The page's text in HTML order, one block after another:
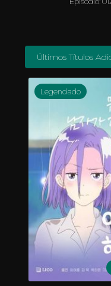
Últimos Títulos
Legendado